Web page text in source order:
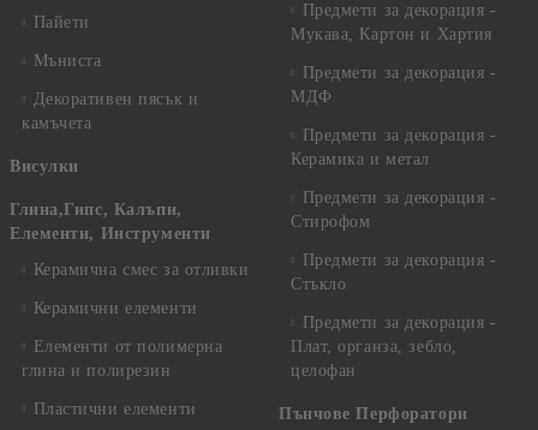
Пайети
Мъниста
Декоративен пясък и
камъчета
Висулки
Глина,Гипс, Калъпи,
Елементи, Инструменти
Керамична смес за отливки
Керамични елементи
Елементи от полимерна
глина и полирезин
Пластични елементи
Предмети за декорация -
Мукава, Картон и Хартия
Предмети за декорация -
МДФ
Предмети за декорация -
Керамика и метал
Предмети за декорация -
Стирофом
Предмети за декорация -
Стъкло
Предмети за декорация -
Плат, органза, зебло,
целофан
Пънчове Перфоратори